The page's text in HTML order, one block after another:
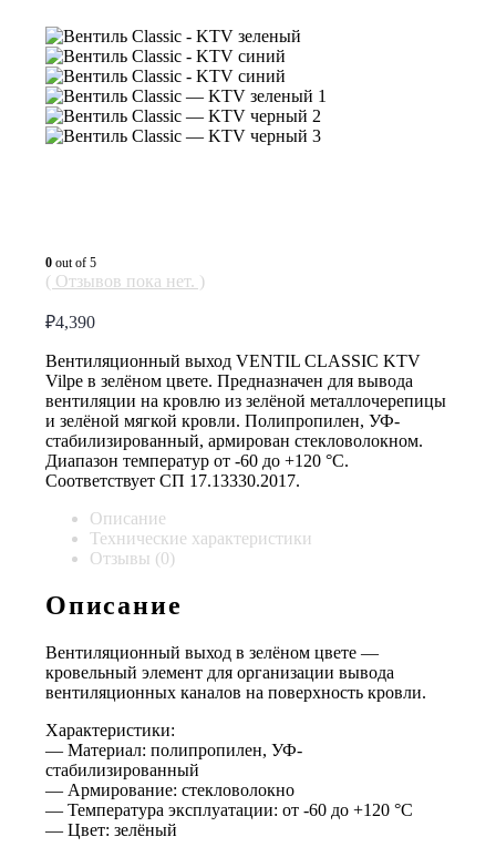
0 out of 5
( Отзывов пока нет. )
₽4,390
Вентиляционный выход VENTIL CLASSIC KTV
Vilpe в зелёном цвете. Предназначен для вывода
вентиляции на кровлю из зелёной металлочерепицы
и зелёной мягкой кровли. Полипропилен, УФ-
стабилизированный, армирован стекловолокном.
Диапазон температур от -60 до +120 °C.
Соответствует СП 17.13330.2017.
Описание
Технические характеристики
Отзывы (0)
Описание
Вентиляционный выход в зелёном цвете —
кровельный элемент для организации вывода
вентиляционных каналов на поверхность кровли.
Характеристики:
— Материал: полипропилен, УФ-
стабилизированный
— Армирование: стекловолокно
— Температура эксплуатации: от -60 до +120 °C
— Цвет: зелёный